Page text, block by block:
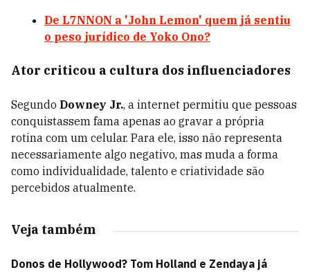
De L7NNON a 'John Lemon' quem já sentiu
o peso jurídico de Yoko Ono?
Ator criticou a cultura dos influenciadores
Segundo Downey Jr., a internet permitiu que pessoas
conquistassem fama apenas ao gravar a própria
rotina com um celular. Para ele, isso não representa
necessariamente algo negativo, mas muda a forma
como individualidade, talento e criatividade são
percebidos atualmente.
Veja também
Donos de Hollywood? Tom Holland e Zendaya já